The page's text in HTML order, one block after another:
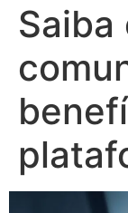
Saiba